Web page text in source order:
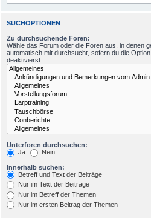
SUCHOPTIONEN
Zu durchsuchende Foren:
Wähle das Forum oder die Foren aus, in denen
automatisch mit durchsucht, sofern du die
deaktivierst.
Unterforen durchsuchen:
Ja
Nein
Innerhalb suchen:
Betreff und Text der Beiträge
Nur im Text der Beiträge
Nur im Betreff der Themen
Nur im ersten Beitrag der Themen